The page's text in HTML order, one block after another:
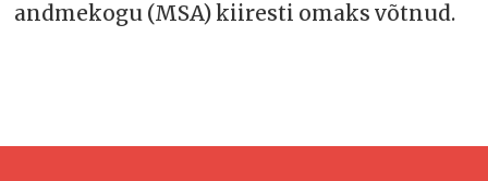
andmekogu (MSA) kiiresti omaks võtnud.